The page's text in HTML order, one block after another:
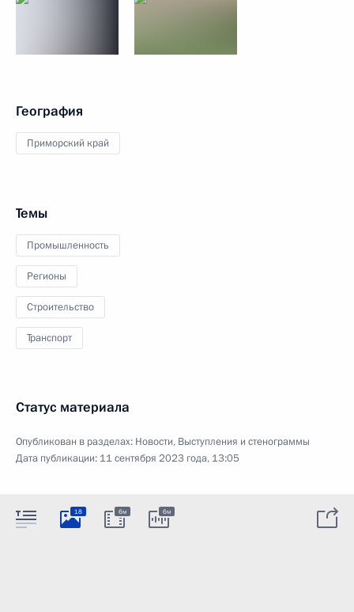
География
Приморский край
Темы
Промышленность
Регионы
Строительство
Транспорт
Статус материала
Опубликован в разделах: Новости, Выступления и стенограммы
Дата публикации: 11 сентября 2023 года, 13:05
18 6м 6м